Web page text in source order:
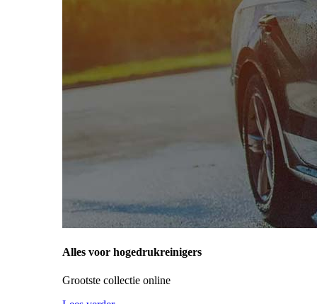
Alles voor hogedrukreinigers
Grootste collectie online